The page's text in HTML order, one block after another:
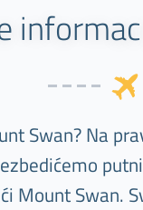
Swan? Na
Mount Swan.